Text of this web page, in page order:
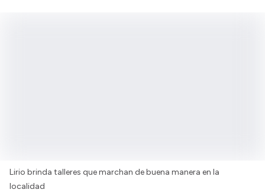
Lirio brinda talleres que marchan de buena manera en la
localidad